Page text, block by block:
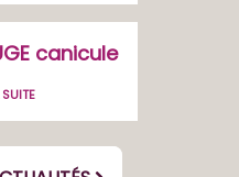
canicule
SUITE